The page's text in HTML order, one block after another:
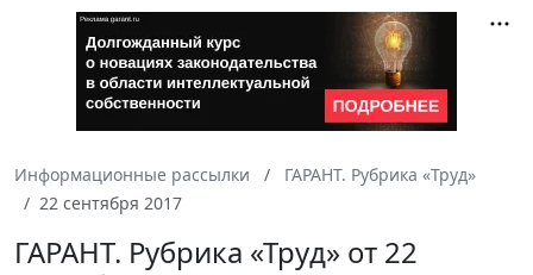
Информационные рассылки
ГАРАНТ. Рубрика «Труд»
22 сентября 2017
ГАРАНТ. Рубрика «Труд» от 22